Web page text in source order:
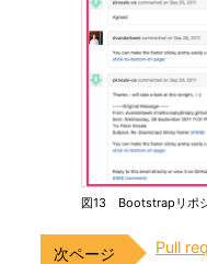
図13 Bootstrapリポ
Pull